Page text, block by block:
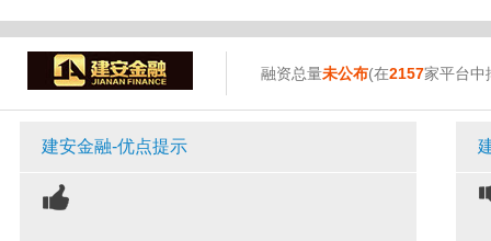
融资总量未公布(在2157家平台中
建安金融-优点提示